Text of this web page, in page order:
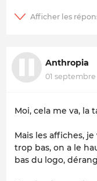
Anthropia
01 septembre
Moi, cela me va, la
Mais les affiches,
trop bas, on a le
bas du logo,